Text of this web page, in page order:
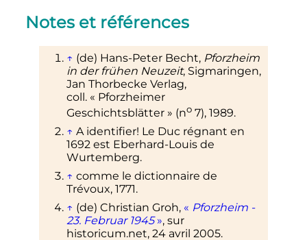
Notes et références
↑ (de) Hans-Peter Becht, Pforzheim
in der frühen Neuzeit, Sigmaringen,
Jan Thorbecke Verlag,
coll. « Pforzheimer
Geschichtsblätter » (no 7), 1989.
↑ A identifier! Le Duc régnant en
1692 est Eberhard-Louis de
Wurtemberg.
↑ comme le dictionnaire de
Trévoux, 1771.
↑ (de) Christian Groh, « Pforzheim -
23. Februar 1945 », sur
historicum.net, 24 avril 2005.